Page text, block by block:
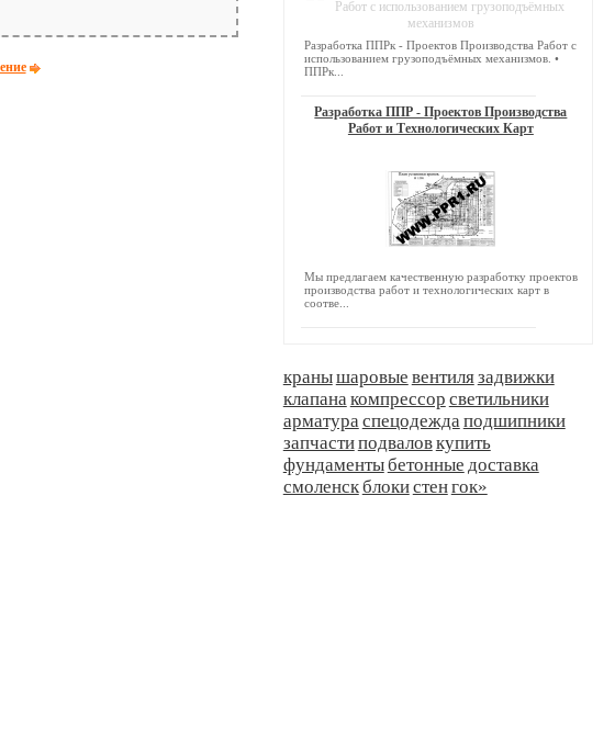
Разработка ППРк - Проектов Производства Работ с
использованием грузоподъёмных механизмов. •
ППРк...
Разработка ППР - Проектов Производства
Работ и Технологических Карт
Мы предлагаем качественную разработку проектов
производства работ и технологических карт в
соотве...
кранышаровые вентилязадвижки
клапанакомпрессор светильники
арматураспецодеждаподшипники
запчастиподваловкупить
фундаментыбетонные доставка
смоленскблокистенгок»